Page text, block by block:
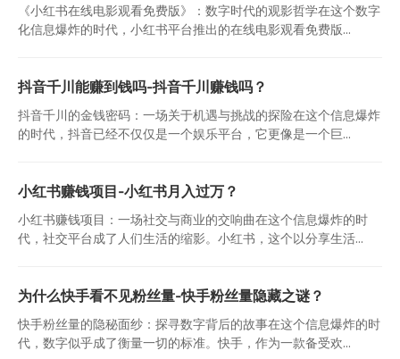
《小红书在线电影观看免费版》：数字时代的观影哲学在这个数字
化信息爆炸的时代，小红书平台推出的在线电影观看免费版...
抖音千川能赚到钱吗-抖音千川赚钱吗？
抖音千川的金钱密码：一场关于机遇与挑战的探险在这个信息爆炸
的时代，抖音已经不仅仅是一个娱乐平台，它更像是一个巨...
小红书赚钱项目-小红书月入过万？
小红书赚钱项目：一场社交与商业的交响曲在这个信息爆炸的时
代，社交平台成了人们生活的缩影。小红书，这个以分享生活...
为什么快手看不见粉丝量-快手粉丝量隐藏之谜？
快手粉丝量的隐秘面纱：探寻数字背后的故事在这个信息爆炸的时
代，数字似乎成了衡量一切的标准。快手，作为一款备受欢...